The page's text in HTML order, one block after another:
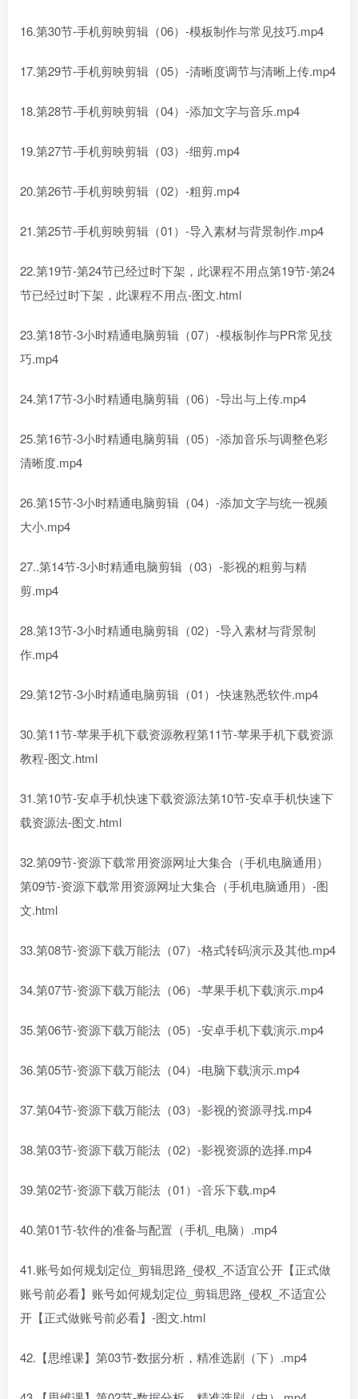
16.第30节-手机剪映剪辑（06）-模板制作与常见技巧.mp4
17.第29节-手机剪映剪辑（05）-清晰度调节与清晰上传.mp4
18.第28节-手机剪映剪辑（04）-添加文字与音乐.mp4
19.第27节-手机剪映剪辑（03）-细剪.mp4
20.第26节-手机剪映剪辑（02）-粗剪.mp4
21.第25节-手机剪映剪辑（01）-导入素材与背景制作.mp4
22.第19节-第24节已经过时下架，此课程不用点第19节-第24
节已经过时下架，此课程不用点-图文.html
23.第18节-3小时精通电脑剪辑（07）-模板制作与PR常见技
巧.mp4
24.第17节-3小时精通电脑剪辑（06）-导出与上传.mp4
25.第16节-3小时精通电脑剪辑（05）-添加音乐与调整色彩
清晰度.mp4
26.第15节-3小时精通电脑剪辑（04）-添加文字与统一视频
大小.mp4
27..第14节-3小时精通电脑剪辑（03）-影视的粗剪与精
剪.mp4
28.第13节-3小时精通电脑剪辑（02）-导入素材与背景制
作.mp4
29.第12节-3小时精通电脑剪辑（01）-快速熟悉软件.mp4
30.第11节-苹果手机下载资源教程第11节-苹果手机下载资源
教程-图文.html
31.第10节-安卓手机快速下载资源法第10节-安卓手机快速下
载资源法-图文.html
32.第09节-资源下载常用资源网址大集合（手机电脑通用）
第09节-资源下载常用资源网址大集合（手机电脑通用）-图
文.html
33.第08节-资源下载万能法（07）-格式转码演示及其他.mp4
34.第07节-资源下载万能法（06）-苹果手机下载演示.mp4
35.第06节-资源下载万能法（05）-安卓手机下载演示.mp4
36.第05节-资源下载万能法（04）-电脑下载演示.mp4
37.第04节-资源下载万能法（03）-影视的资源寻找.mp4
38.第03节-资源下载万能法（02）-影视资源的选择.mp4
39.第02节-资源下载万能法（01）-音乐下载.mp4
40.第01节-软件的准备与配置（手机_电脑）.mp4
41.账号如何规划定位_剪辑思路_侵权_不适宜公开【正式做
账号前必看】账号如何规划定位_剪辑思路_侵权_不适宜公
开【正式做账号前必看】-图文.html
42.【思维课】第03节-数据分析，精准选剧（下）.mp4